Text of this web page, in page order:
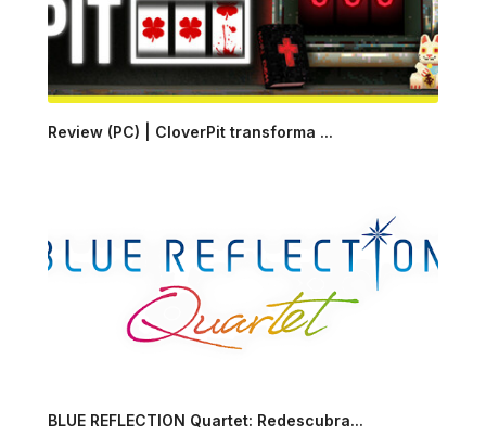
Review (PC) | CloverPit transforma ...
BLUE REFLECTION Quartet: Redescubra...